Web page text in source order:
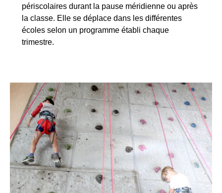
périscolaires durant la pause méridienne ou après
la classe. Elle se déplace dans les différentes
écoles selon un programme établi chaque
trimestre.